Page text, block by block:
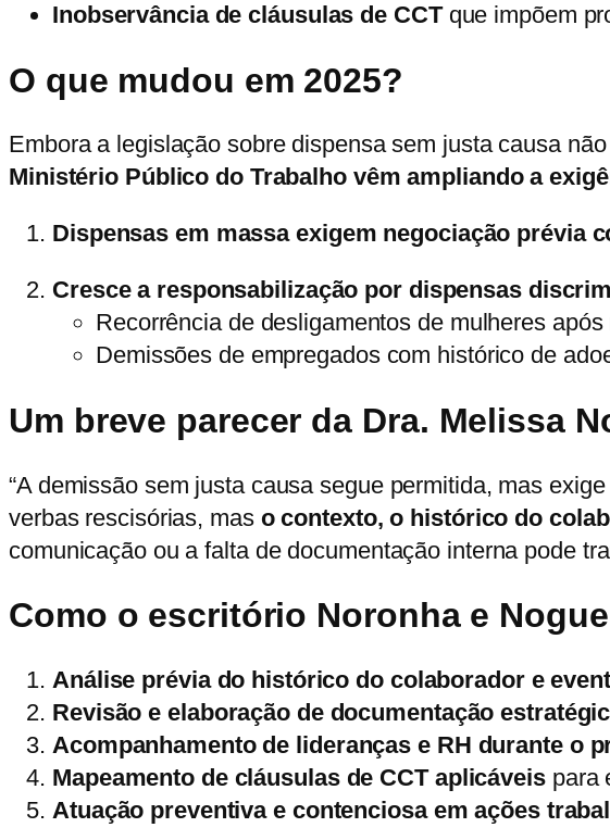
Inobservância de cláusulas de CCTque impõem
O que mudou em 2025?
Embora a legislação sobre dispensa sem justa causa
Ministério Público do Trabalho vêm ampliando a
Dispensas em massa exigem negociação prévia
Cresce a responsabilização por dispensas
Recorrência de desligamentos de mulheres
Demissões de empregados com histórico de
Um breve parecer da Dra. Melissa
“A demissão sem justa causa segue permitida, mas
verbas rescisórias, mas o contexto, o histórico do
comunicação ou a falta de documentação interna pode
Como o escritório Noronha e
Análise prévia do histórico do colaborador e
Revisão e elaboração de documentação
Acompanhamento de lideranças e RH durante o
Mapeamento de cláusulas de CCT aplicáveispara
Atuação preventiva e contenciosa em ações